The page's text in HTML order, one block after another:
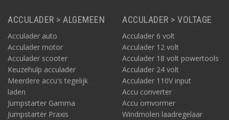
ACCULADER > ALGEMEEN
Acculader auto
Acculader motor
Acculader scooter
Keuzehulp acculader
Meerdere accu's tegelijk
laden
Jumpstarter Gamma
Jumpstarter Praxis
ACCULADER > VOLTAGE
Acculader 6 volt
Acculader 12 volt
Acculader 18 volt powertools
Acculader 24 volt
Acculader 110V input
Accu converter
Accu omvormer
Windmolen laadregelaar